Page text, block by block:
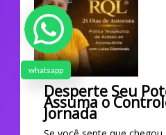
Desperte Seu
Assuma o
Jornada
whatsapp